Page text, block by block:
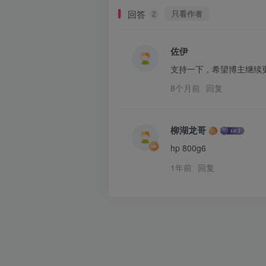
回答 2 只看作者
佐伊
支持一下，希望博主继续
8个月前 回复
柳湖龙哥
hp 800g6
1年前 回复